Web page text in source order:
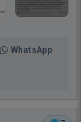
WhatsApp